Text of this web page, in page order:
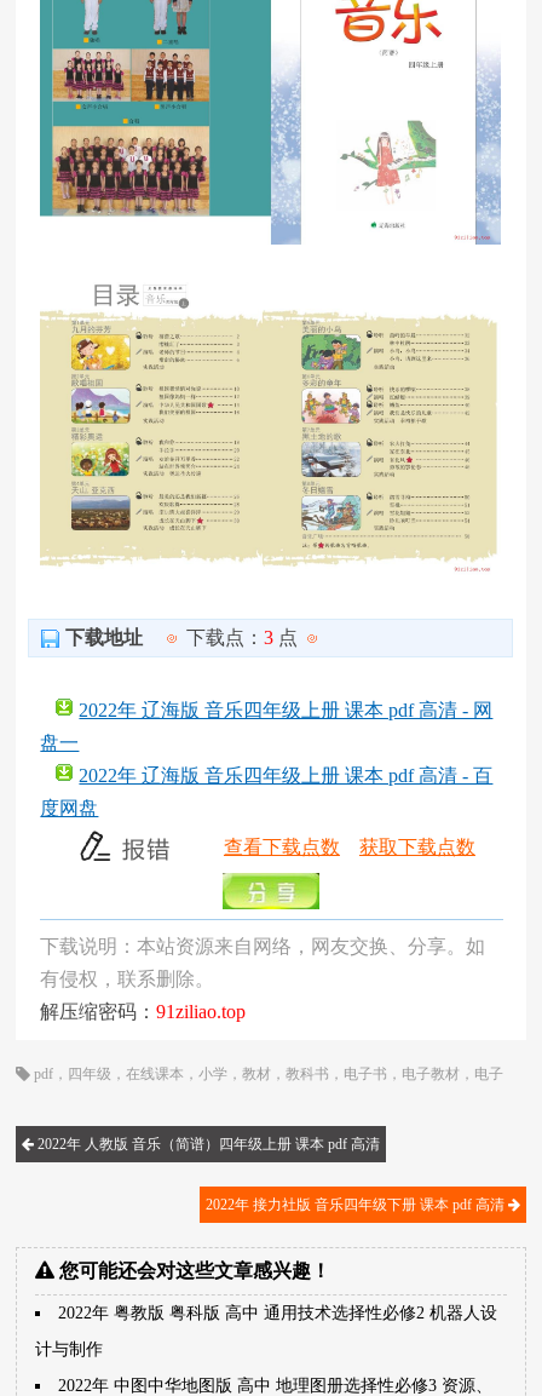
下载地址 下载点：3 点
2022年 辽海版 音乐四年级上册 课本 pdf 高清 - 网
盘一
2022年 辽海版 音乐四年级上册 课本 pdf 高清 - 百
度网盘
查看下载点数
获取下载点数
下载说明：本站资源来自网络，网友交换、分享。如
有侵权，联系删除。
解压缩密码：91ziliao.top
pdf ， 四年级 ，在线课本 ，小学 ，教材 ，教科书 ， 电子书 ， 电子教材 ， 电子
2022年 人教版 音乐（简谱）四年级上册 课本 pdf 高清
2022年 接力社版 音乐四年级下册 课本 pdf 高清
您可能还会对这些文章感兴趣！
2022年 粤教版 粤科版 高中 通用技术选择性必修2 机器人设
计与制作
2022年 中图中华地图版 高中 地理图册选择性必修3 资源、